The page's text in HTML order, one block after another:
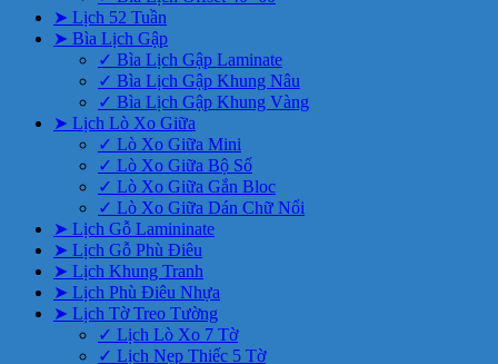
➤ Lịch 52 Tuần
➤ Bìa Lịch Gập
✓ Bìa Lịch Gập Laminate
✓ Bìa Lịch Gập Khung Nâu
✓ Bìa Lịch Gập Khung Vàng
➤ Lịch Lò Xo Giữa
✓ Lò Xo Giữa Mini
✓ Lò Xo Giữa Bộ Số
✓ Lò Xo Giữa Gắn Bloc
✓ Lò Xo Giữa Dán Chữ Nổi
➤ Lịch Gỗ Lamininate
➤ Lịch Gỗ Phù Điêu
➤ Lịch Khung Tranh
➤ Lịch Phù Điêu Nhựa
➤ Lịch Tờ Treo Tường
✓ Lịch Lò Xo 7 Tờ
✓ Lịch Nẹp Thiếc 5 Tờ